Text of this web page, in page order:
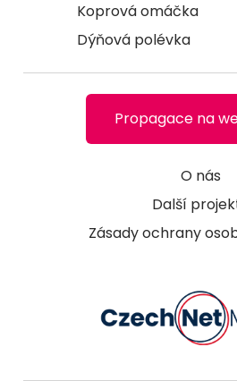
Koprová omáčka
Dýňová polévka
O nás
Další
Zásady ochrany
Propagace na